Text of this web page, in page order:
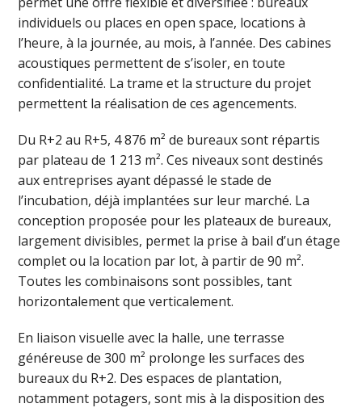
individuels ou places en open space, locations à
l’heure, à la journée, au mois, à l’année. Des cabines
acoustiques permettent de s’isoler, en toute
confidentialité. La trame et la structure du projet
permettent la réalisation de ces agencements.
Du R+2 au R+5, 4 876 m² de bureaux sont répartis
par plateau de 1 213 m². Ces niveaux sont destinés
aux entreprises ayant dépassé le stade de
l’incubation, déjà implantées sur leur marché. La
conception proposée pour les plateaux de bureaux,
largement divisibles, permet la prise à bail d’un étage
complet ou la location par lot, à partir de 90 m².
Toutes les combinaisons sont possibles, tant
horizontalement que verticalement.
En liaison visuelle avec la halle, une terrasse
généreuse de 300 m² prolonge les surfaces des
bureaux du R+2. Des espaces de plantation,
notamment potagers, sont mis à la disposition des